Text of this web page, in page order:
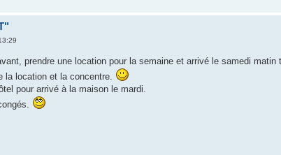
prendre une location pour la semaine et arrivé le samedi matin
la location et la concentre.
pour arrivé à la maison le mardi.